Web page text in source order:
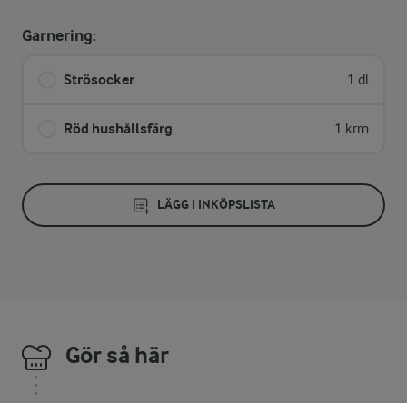
Garnering:
Strösocker 1 dl
Röd hushållsfärg 1 krm
LÄGG I INKÖPSLISTA
Gör så här